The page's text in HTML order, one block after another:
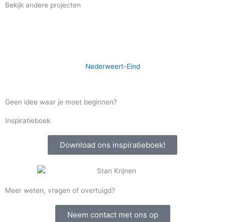
Bekijk andere projecten
Nederweert-Eind
Geen idee waar je moet beginnen?
Inspiratieboek
Download ons inspiratieboek!
Meer weten, vragen of overtuigd?
Neem contact met ons op